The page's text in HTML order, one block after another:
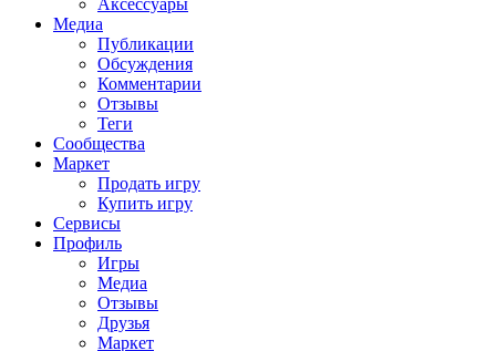
Аксессуары
Медиа
Публикации
Обсуждения
Комментарии
Отзывы
Теги
Сообщества
Маркет
Продать игру
Купить игру
Сервисы
Профиль
Игры
Медиа
Отзывы
Друзья
Маркет